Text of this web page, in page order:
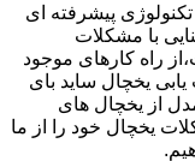
پیشرفته ای
با مشکلات
راه کارهای موجود
یخچال ساید بای
از یخچال های
یخچال خود را از ما